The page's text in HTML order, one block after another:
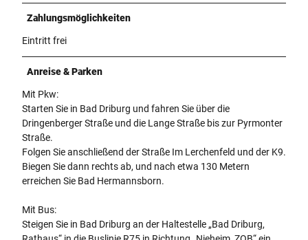
Zahlungsmöglichkeiten
Eintritt frei
Anreise & Parken
Mit Pkw:
Starten Sie in Bad Driburg und fahren Sie über die
Dringenberger Straße und die Lange Straße bis zur Pyrmonter
Straße.
Folgen Sie anschließend der Straße Im Lerchenfeld und der K9.
Biegen Sie dann rechts ab, und nach etwa 130 Metern
erreichen Sie Bad Hermannsborn.
Mit Bus:
Steigen Sie in Bad Driburg an der Haltestelle „Bad Driburg,